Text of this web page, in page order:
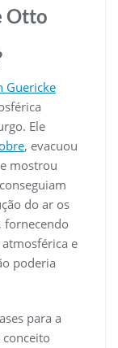
Otto
Guericke
Ele
, evacuou
mostrou
do ar os
fornecendo
e
poderia
para a